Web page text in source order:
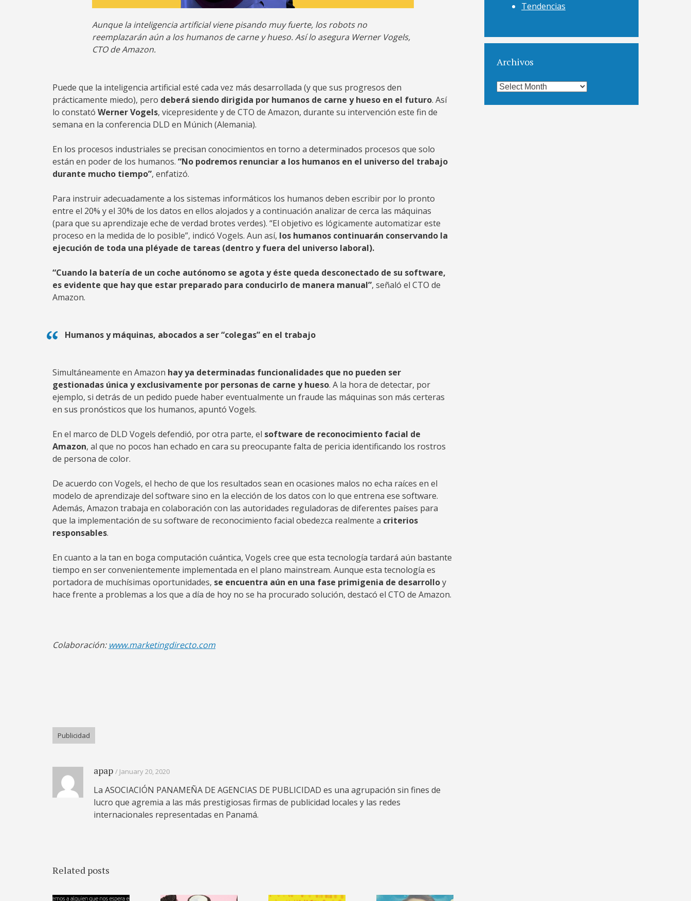
Aunque la inteligencia artificial viene pisando muy fuerte, los robots no
reemplazarán aún a los humanos de carne y hueso. Así lo asegura Werner Vogels,
CTO de Amazon.
Puede que la inteligencia artificial esté cada vez más desarrollada (y que sus progresos den
prácticamente miedo), pero deberá siendo dirigida por humanos de carne y hueso en el futuro. Así
lo constató Werner Vogels, vicepresidente y de CTO de Amazon, durante su intervención este fin de
semana en la conferencia DLD en Múnich (Alemania).
En los procesos industriales se precisan conocimientos en torno a determinados procesos que solo
están en poder de los humanos. “No podremos renunciar a los humanos en el universo del trabajo
durante mucho tiempo”, enfatizó.
Para instruir adecuadamente a los sistemas informáticos los humanos deben escribir por lo pronto
entre el 20% y el 30% de los datos en ellos alojados y a continuación analizar de cerca las máquinas
(para que su aprendizaje eche de verdad brotes verdes). “El objetivo es lógicamente automatizar este
proceso en la medida de lo posible”, indicó Vogels. Aun así, los humanos continuarán conservando la
ejecución de toda una pléyade de tareas (dentro y fuera del universo laboral).
“Cuando la batería de un coche autónomo se agota y éste queda desconectado de su software,
es evidente que hay que estar preparado para conducirlo de manera manual”, señaló el CTO de
Amazon.
Humanos y máquinas, abocados a ser “colegas” en el trabajo
Simultáneamente en Amazon hay ya determinadas funcionalidades que no pueden ser
gestionadas única y exclusivamente por personas de carne y hueso. A la hora de detectar, por
ejemplo, si detrás de un pedido puede haber eventualmente un fraude las máquinas son más certeras
en sus pronósticos que los humanos, apuntó Vogels.
En el marco de DLD Vogels defendió, por otra parte, el software de reconocimiento facial de
Amazon, al que no pocos han echado en cara su preocupante falta de pericia identificando los rostros
de persona de color.
De acuerdo con Vogels, el hecho de que los resultados sean en ocasiones malos no echa raíces en el
modelo de aprendizaje del software sino en la elección de los datos con lo que entrena ese software.
Además, Amazon trabaja en colaboración con las autoridades reguladoras de diferentes países para
que la implementación de su software de reconocimiento facial obedezca realmente a criterios
responsables.
En cuanto a la tan en boga computación cuántica, Vogels cree que esta tecnología tardará aún bastante
tiempo en ser convenientemente implementada en el plano mainstream. Aunque esta tecnología es
portadora de muchísimas oportunidades, se encuentra aún en una fase primigenia de desarrolloy
hace frente a problemas a los que a día de hoy no se ha procurado solución, destacó el CTO de Amazon.
Colaboración: www.marketingdirecto.com
Publicidad
apap January 20, 2020
La ASOCIACIÓN PANAMEÑA DE AGENCIAS DE PUBLICIDAD es una agrupación sin fines de
lucro que agremia a las más prestigiosas firmas de publicidad locales y las redes
internacionales representadas en Panamá.
Related posts
Tendencias
Archivos
Archivos